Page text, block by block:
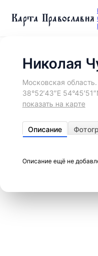
Карта Православия
Николая
Московская
38°52′43″E
показать на карте
Описание
Описание ещё не